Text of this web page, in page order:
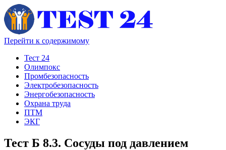
Перейти к содержимому
Тест 24
Олимпокс
Промбезопасность
Электробезопасность
Энергобезопасность
Охрана труда
ПТМ
ЭКГ
Тест Б 8.3. Сосуды под давлением